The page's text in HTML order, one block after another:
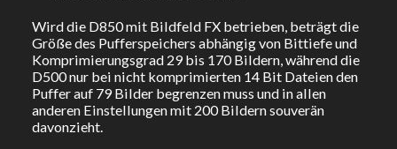
Wird die D850 mit Bildfeld FX betrieben, beträgt die
Größe des Pufferspeichers abhängig von Bittiefe und
Komprimierungsgrad 29 bis 170 Bildern, während die
D500 nur bei nicht komprimierten 14 Bit Dateien den
Puffer auf 79 Bilder begrenzen muss und in allen
anderen Einstellungen mit 200 Bildern souverän
davonzieht.